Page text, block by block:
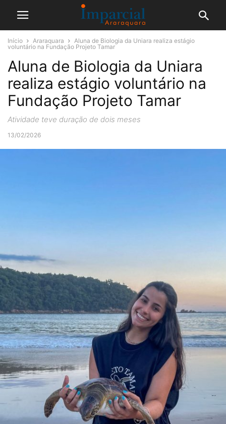
Início Araraquara
Aluna de Biologia da Uniara realiza estágio
voluntário na Fundação Projeto Tamar
Aluna de Biologia da Uniara
realiza estágio voluntário na
Fundação Projeto Tamar
Atividade teve duração de dois meses
13/02/2026